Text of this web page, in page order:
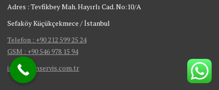
Adres : Tevfikbey Mah. Hayırlı Cad. No:10/A
Sefaköy Küçükçekmece / İstanbul
Telefon : +90 212 599 25 24
GSM : +90 546 978 15 94
info@bienservis.com.tr